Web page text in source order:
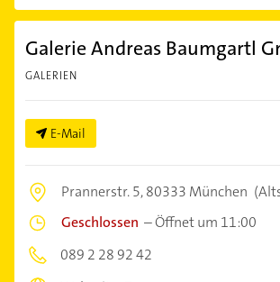
Galerie Andreas Baumgartl
GALERIEN
E-Mail
Prannerstr. 5,80333 München
Geschlossen –Öffnet um 11:00
089 2 28 92 42